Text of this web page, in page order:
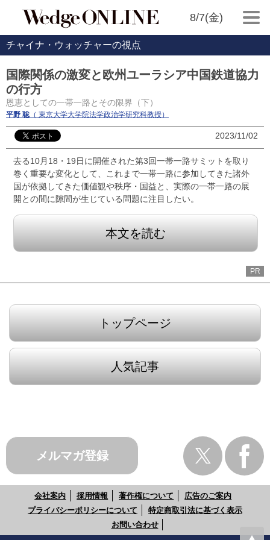
8/7(金)
チャイナ・ウォッチャーの視点
国際関係の激変と欧州ユーラシア中国鉄道協力
の行方
恩恵としての一帯一路とその限界（下）
平野 聡 （ 東京大学大学院法学政治学研究科教授）
2023/11/02
去る10月18・19日に開催された第3回一帯一路サミットを取り
巻く重要な変化として、これまで一帯一路に参加してきた諸外
国が依拠してきた価値観や秩序・国益と、実際の一帯一路の展
開との間に隙間が生じている問題に注目したい。
本文を読む
PR
トップページ
人気記事
メルマガ登録
会社案内 採用情報 著作権について
広告のご案内
プライバシーポリシーについて
特定商取引法に基づく表示
お問い合わせ